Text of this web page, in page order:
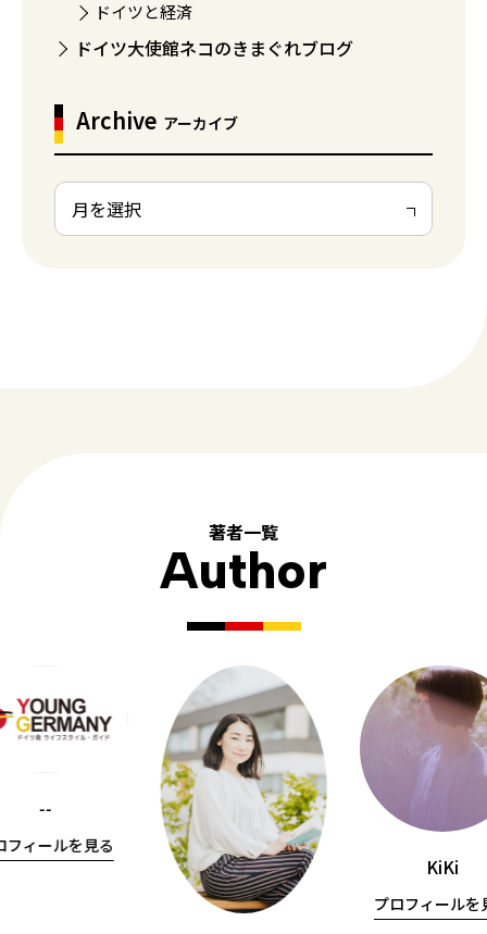
ドイツと経済
ドイツ大使館ネコのきまぐれブログ
Archive アーカイブ
著者一覧
Author
--
フィールを見る
KiKi
プロフィールを